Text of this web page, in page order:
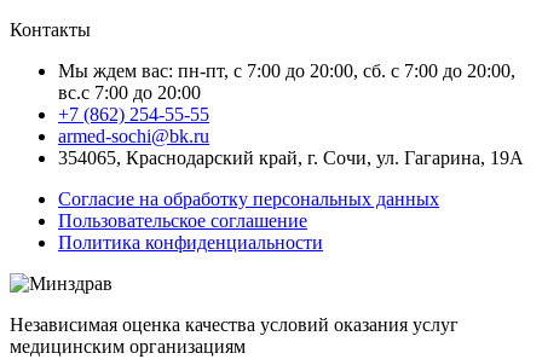
Контакты
Мы ждем вас: пн-пт, с 7:00 до 20:00, сб. с 7:00 до 20:00,
вс.с 7:00 до 20:00
+7 (862) 254-55-55
armed-sochi@bk.ru
354065, Краснодарский край, г. Сочи, ул. Гагарина, 19А
Согласие на обработку персональных данных
Пользовательское соглашение
Политика конфиденциальности
Независимая оценка качества условий оказания услуг
медицинским организациям